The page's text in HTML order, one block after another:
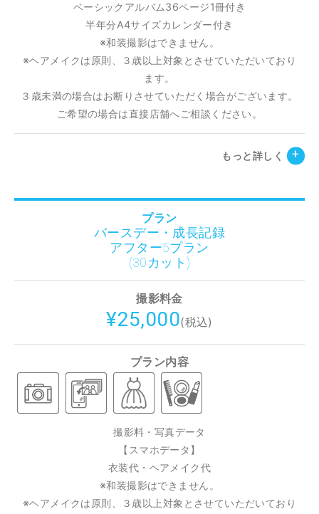
ベーシックアルバム36ページ1冊付き
半年分A4サイズカレンダー付き
※和装撮影はできません。
※ヘアメイクは原則、３歳以上対象とさせていただいており
ます。
３歳未満の場合はお断りさせていただく場合がございます。
ご希望の場合は直接店舗へご相談ください。
もっと詳しく
プラン
バースデー・成長記録
アフター5プラン
(30カット)
撮影料金
¥25,000(税込)
プラン内容
撮影料・写真データ
【スマホデータ】
衣装代・ヘアメイク代
※和装撮影はできません。
※ヘアメイクは原則、３歳以上対象とさせていただいており